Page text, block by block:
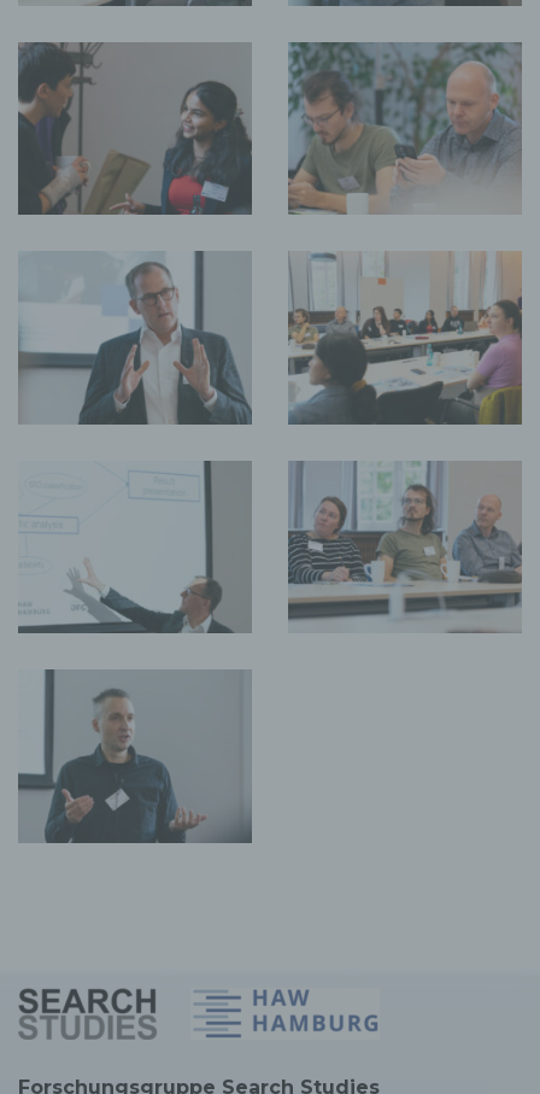
Forschungsgruppe Search Studies
a) Recht auf Bestätigung
Jede betroffene Person hat das vom Europäischen
Richtlinien- und Verordnungsgeber eingeräumte Recht,
von dem für die Verarbeitung Verantwortlichen eine
Bestätigung darüber zu verlangen, ob sie betreffende
personenbezogene Daten verarbeitet werden. Möchte
eine betroffene Person dieses Bestätigungsrecht in
Anspruch nehmen, kann sie sich hierzu jederzeit an
einen Mitarbeiter des für die Verarbeitung
b) Recht auf Auskunft
Jede von der Verarbeitung personenbezogener Daten
betroffene Person hat das vom Europäischen
Richtlinien- und Verordnungsgeber gewährte Recht,
jederzeit von dem für die Verarbeitung
Verantwortlichen unentgeltliche Auskunft über die zu
seiner Person gespeicherten personenbezogenen
Daten und eine Kopie dieser Auskunft zu erhalten.
über folgende Informationen zugestanden:
die Kategorien personenbezogener Daten, die
die Empfänger oder Kategorien von Empfängern,
gegenüber denen die personenbezogenen Daten
offengelegt worden sind oder noch offengelegt
werden, insbesondere bei Empfängern in
oder, falls dies nicht möglich ist, die Kriterien für die
Festlegung dieser Dauer
das Bestehen eines Rechts auf Berichtigung oder
Löschung der sie betreffenden personenbezogenen
Daten oder auf Einschränkung der Verarbeitung
durch den Verantwortlichen oder eines
Widerspruchsrechts gegen diese Verarbeitung
das Bestehen eines Beschwerderechts bei einer
Artikel 22 Abs.1 und 4 DS-GVO und — zumindest in
diesen Fällen — aussagekräftige Informationen über
die involvierte Logik sowie die Tragweite und die
angestrebten Auswirkungen einer derartigen
Ferner steht der betroffenen Person ein Auskunftsrecht